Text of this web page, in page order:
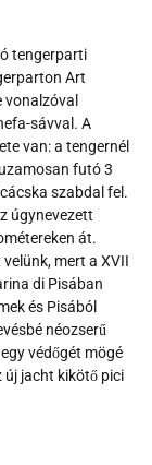
tengerparti
Art
sávval. A
van: a tengernél
futó 3
szabdal fel.
úgynevezett
át.
mert a XVII
di Pisában
és Pisából
néozserű
védőgét mögé
új jacht kikötő pici